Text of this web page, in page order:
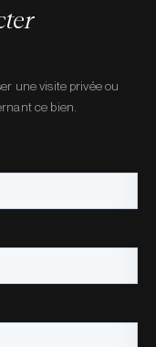
une visite privée ou
ce bien.